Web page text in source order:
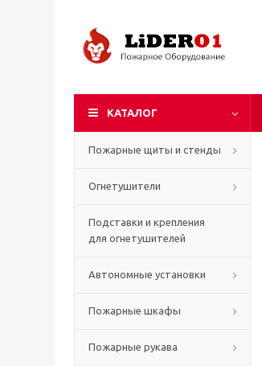
КАТАЛОГ
Пожарные щиты и стенды
Огнетушители
Подставки и крепления
для огнетушителей
Автономные установки
Пожарные шкафы
Пожарные рукава